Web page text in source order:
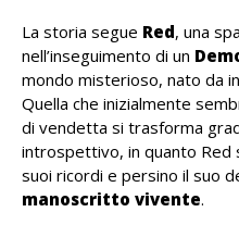
La storia segue Red, una
nell’inseguimento di un
mondo misterioso, nato da
Quella che inizialmente
di vendetta si trasforma
introspettivo, in quanto Red
suoi ricordi e persino il suo
manoscritto vivente.